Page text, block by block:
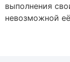
выполнения
невозможной